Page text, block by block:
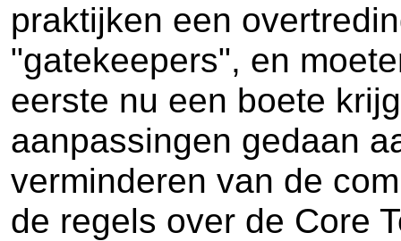
praktijken een
"gatekeepers", en
eerste nu een boete
aanpassingen gedaan
verminderen van de
de regels over de Core